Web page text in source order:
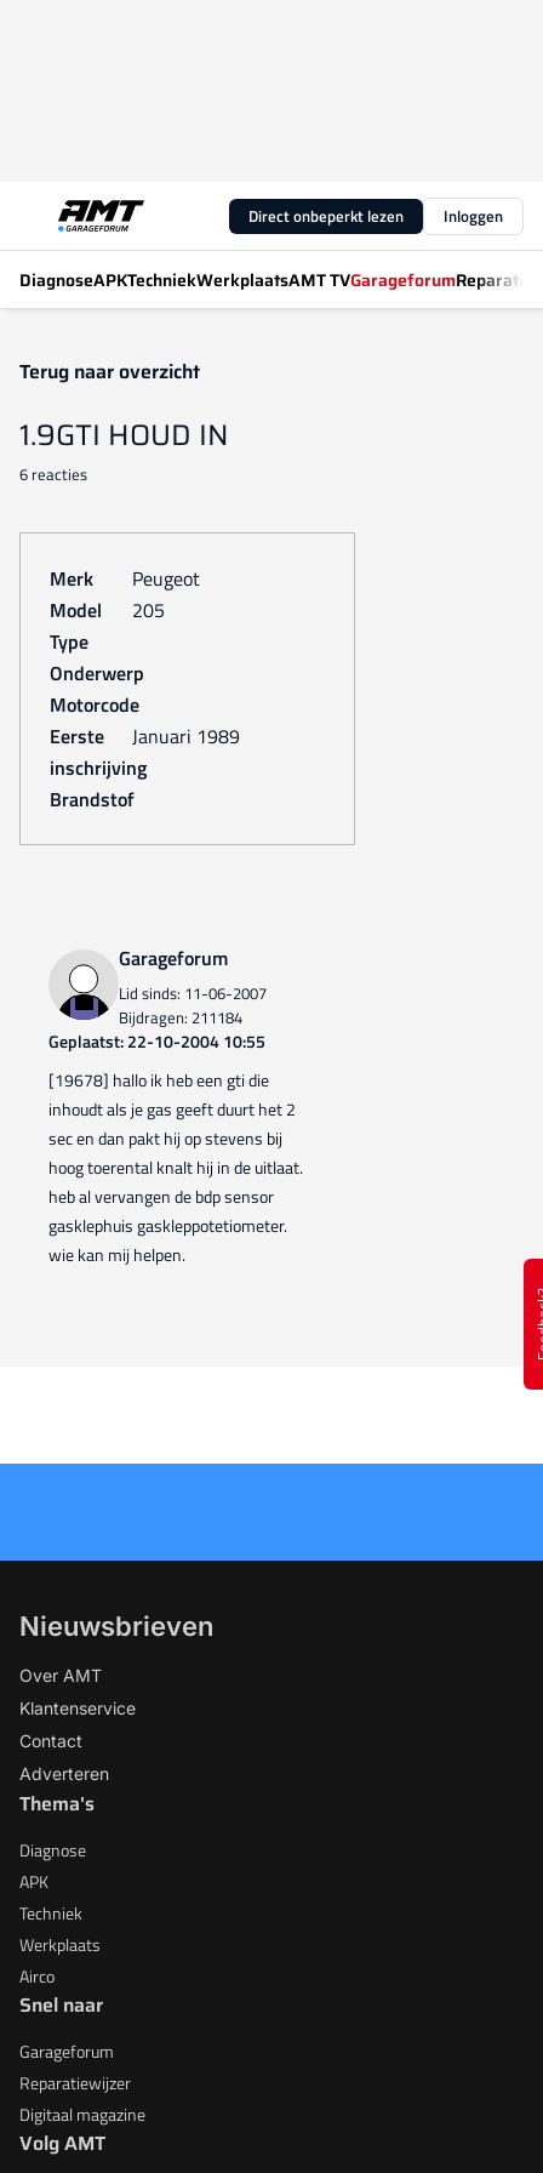
Direct onbeperkt lezen Inloggen
DiagnoseAPKTechniekWerkplaatsAMT TVGarageforum
Terug naar overzicht
1.9GTI HOUD IN
6 reacties
Merk
Peugeot
Model
205
Type
Onderwerp
Motorcode
Eerste
inschrijving
januari 1989
Brandstof
Garageforum
Lid sinds: 11-06-2007
Bijdragen: 211184
Geplaatst: 22-10-2004 10:55
[19678] hallo ik heb een gti die
inhoudt als je gas geeft duurt het 2
sec en dan pakt hij op stevens bij
hoog toerental knalt hij in de uitlaat.
heb al vervangen de bdp sensor
gasklephuis gaskleppotetiometer.
wie kan mij helpen.
Nieuwsbrieven
Over AMT
Klantenservice
Contact
Adverteren
Thema's
Diagnose
APK
Techniek
Werkplaats
Airco
Snel naar
Garageforum
Reparatiewijzer
Digitaal magazine
Volg AMT